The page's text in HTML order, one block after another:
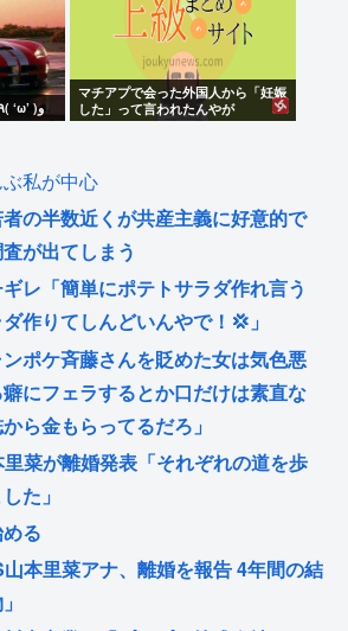
VIP発の流行を作りたい！٩( ‘ω’ )و
マチアプで会った外国人から「妊娠
した」って言われたんやが
ぶ私が中心
の半数近くが共産主義に好意的で
が出てしまう
レ「簡単にポテトサラダ作れ言う
作りてしんどいんやで！💢」
ポケ斉藤さんを貶めた女は気色悪
にフェラするとか口だけは素直な
ら金もらってるだろ」
菜が離婚発表「それぞれの道を歩
た」
る
山本里菜アナ、離婚を報告 4年間の結